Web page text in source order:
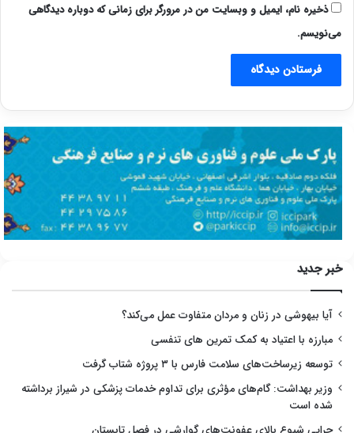
ذخیره نام، ایمیل و وبسایت من در مرورگر برای زمانی که دوباره دیدگاهی
می‌نویسم.
خبر جدید
آیا بیهوشی در زنان و مردان متفاوت عمل می‌کند؟
مبارزه با اعتیاد به کمک تمرین های تنفسی
توسعه زیرساخت‌های سلامت فارس با ۳ پروژه شتاب گرفت
وزیر بهداشت: گام‌های مؤثری برای تداوم خدمات پزشکی در شیراز برداشته
شده است